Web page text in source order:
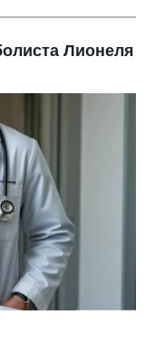
Лионеля